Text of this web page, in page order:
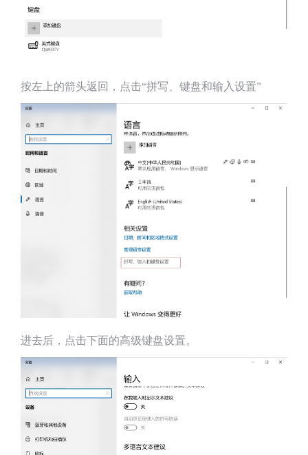
按左上的箭头返回，点击“拼写、键盘和输入设置”
进去后，点击下面的高级键盘设置。